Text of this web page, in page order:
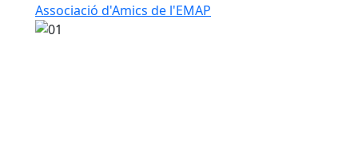
Associació d'Amics de l'EMAP